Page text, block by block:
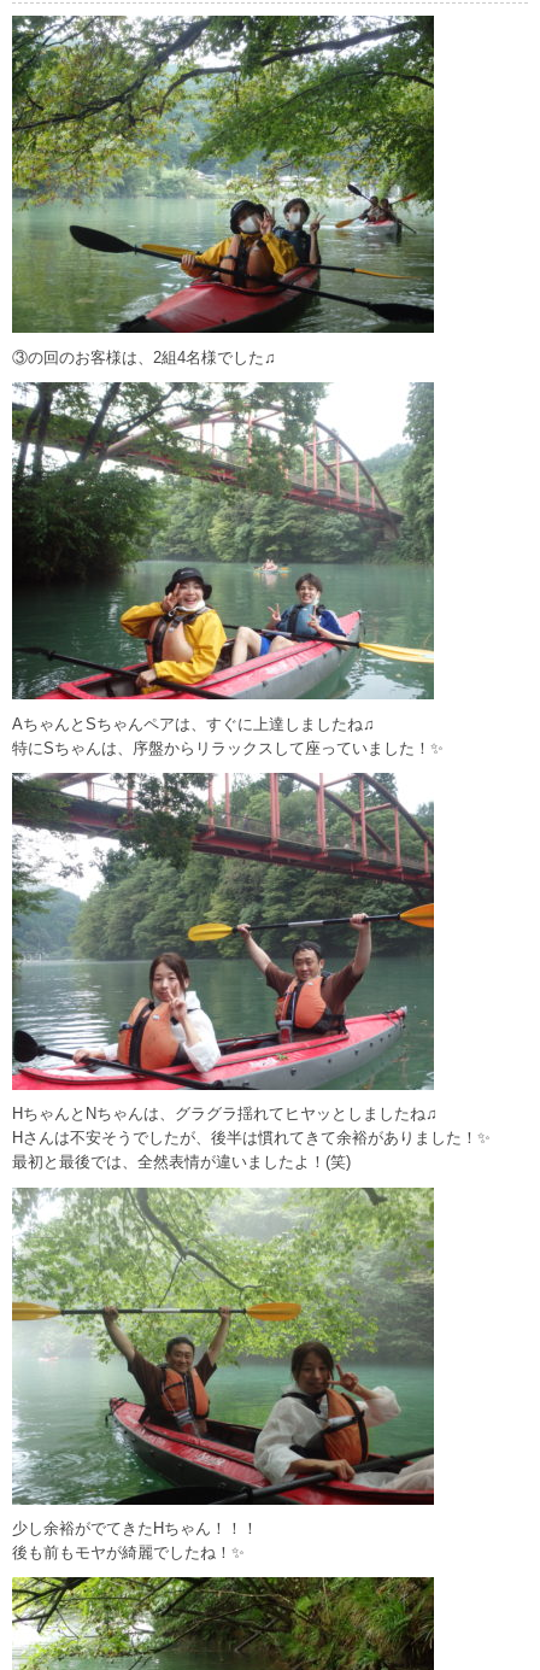
③の回のお客様は、2組4名様でした♫
AちゃんとSちゃんペアは、すぐに上達しましたね♫
特にSちゃんは、序盤からリラックスして座っていました！✨
HちゃんとNちゃんは、グラグラ揺れてヒヤッとしましたね♫
Hさんは不安そうでしたが、後半は慣れてきて余裕がありました！✨
最初と最後では、全然表情が違いましたよ！(笑)
少し余裕がでてきたHちゃん！！！
後も前もモヤが綺麗でしたね！✨